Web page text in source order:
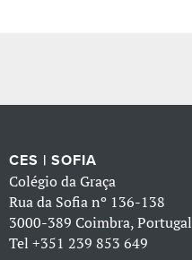
CES | SOFIA
Colégio da Graça
Rua da Sofia nº 136-138
3000-389 Coimbra, Portugal
Tel +351 239 853 649